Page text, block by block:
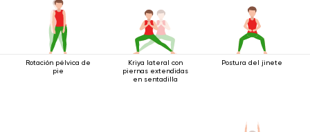
Rotación pélvica de
pie
Kriya lateral con
piernas extendidas
en sentadilla
Postura del jinete